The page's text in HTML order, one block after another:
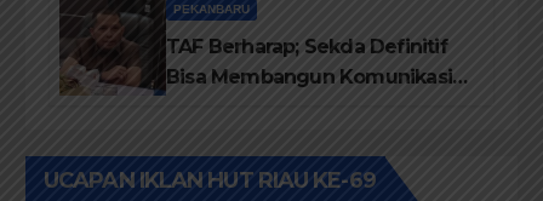
Lingkungan
PEKANBARU
TAF Berharap; Sekda Definitif
Bisa Membangun Komunikasi
UCAPAN IKLAN HUT RIAU KE-69